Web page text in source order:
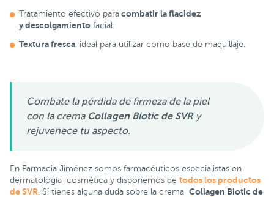
Tratamiento efectivo para combatir la flacidez
y descolgamiento facial.
Textura fresca, ideal para utilizar como base de maquillaje.
Combate la pérdida de firmeza de la piel
con la cremaCollagen Biotic de SVR y
rejuvenece tu aspecto.
En Farmacia Jiménez somos farmacéuticos especialistas en
dermatología cosmética y disponemos de todos los productos
de SVR . Si tienes alguna duda sobre la crema Collagen Biotic de